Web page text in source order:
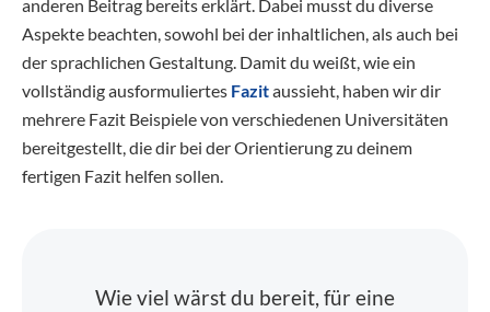
anderen Beitrag bereits erklärt. Dabei musst du diverse
Aspekte beachten, sowohl bei der inhaltlichen, als auch bei
der sprachlichen Gestaltung. Damit du weißt, wie ein
vollständig ausformuliertes Fazitaussieht, haben wir dir
mehrere Fazit Beispiele von verschiedenen Universitäten
bereitgestellt, die dir bei der Orientierung zu deinem
fertigen Fazit helfen sollen.
Wie viel wärst du bereit, für eine